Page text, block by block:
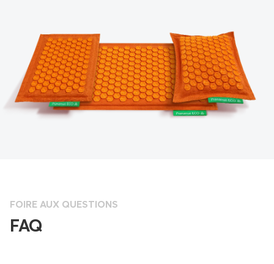
FOIRE AUX QUESTIONS
FAQ